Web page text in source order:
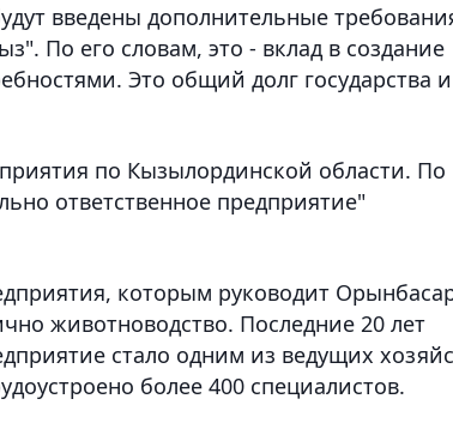
введены дополнительные
По его словам, это - вклад в создание
Это общий долг государства и
по Кызылординской области. По
ответственное предприятие"
которым руководит
животноводство. Последние 20 лет
стало одним из ведущих
более 400 специалистов.